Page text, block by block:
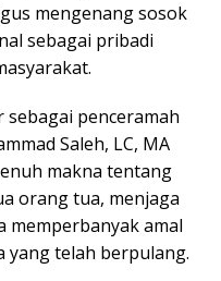
mengenang sosok
sebagai pribadi
penceramah
Saleh, LC, MA
makna tentang
orang tua, menjaga
memperbanyak amal
yang telah berpulang.